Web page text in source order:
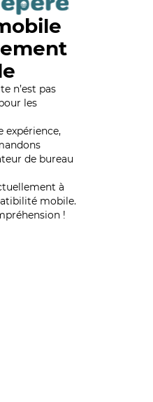
n’est pas
les
expérience,
de bureau
à
mobile.
!